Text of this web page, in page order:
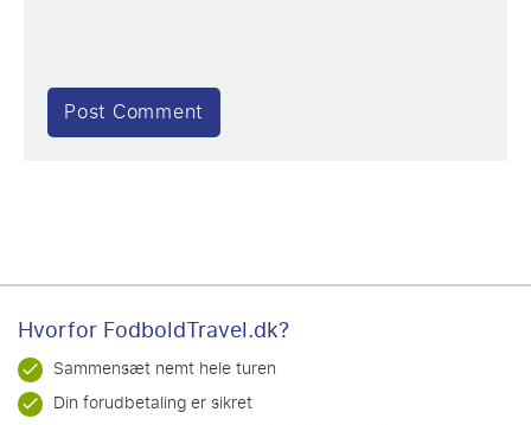
Hvorfor FodboldTravel.dk?
Sammensæt nemt hele turen
Din forudbetaling er sikret